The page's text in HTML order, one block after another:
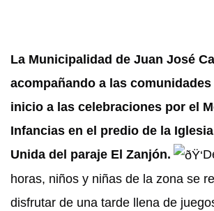
La Municipalidad de Juan José
acompañando a las
inicio a las celebraciones por el
Infancias en el predio de la
Unida del paraje El Zanjón.
horas, niños y niñas de la zona se
disfrutar de una tarde llena de